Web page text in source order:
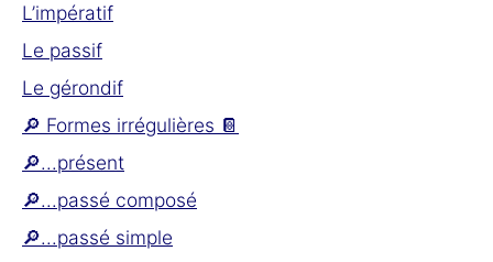
L’impératif
Le passif
Le gérondif
🔎 Formes irrégulières 📔
🔎...présent
🔎...passé composé
🔎...passé simple